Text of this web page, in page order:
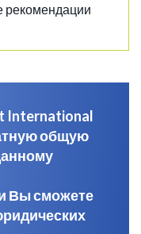
International
общую
Вы сможете